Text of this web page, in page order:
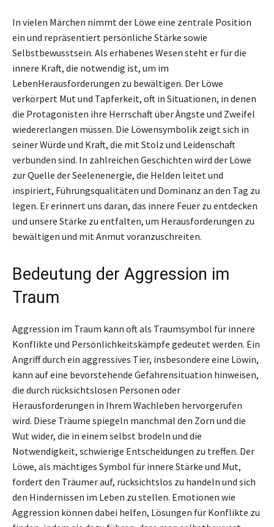
In vielen Märchen nimmt der Löwe eine zentrale Position
ein und repräsentiert persönliche Stärke sowie
Selbstbewusstsein. Als erhabenes Wesen steht er für die
innere Kraft, die notwendig ist, um im
LebenHerausforderungen zu bewältigen. Der Löwe
verkörpert Mut und Tapferkeit, oft in Situationen, in denen
die Protagonisten ihre Herrschaft über Ängste und Zweifel
wiedererlangen müssen. Die Löwensymbolik zeigt sich in
seiner Würde und Kraft, die mit Stolz und Leidenschaft
verbunden sind. In zahlreichen Geschichten wird der Löwe
zur Quelle der Seelenenergie, die Helden leitet und
inspiriert, Führungsqualitäten und Dominanz an den Tag zu
legen. Er erinnert uns daran, das innere Feuer zu entdecken
und unsere Stärke zu entfalten, um Herausforderungen zu
bewältigen und mit Anmut voranzuschreiten.
Bedeutung der Aggression im
Traum
Aggression im Traum kann oft als Traumsymbol für innere
Konflikte und Persönlichkeitskämpfe gedeutet werden. Ein
Angriff durch ein aggressives Tier, insbesondere eine Löwin,
kann auf eine bevorstehende Gefahrensituation hinweisen,
die durch rücksichtslosen Personen oder
Herausforderungen in Ihrem Wachleben hervorgerufen
wird. Diese Träume spiegeln manchmal den Zorn und die
Wut wider, die in einem selbst brodeln und die
Notwendigkeit, schwierige Entscheidungen zu treffen. Der
Löwe, als mächtiges Symbol für innere Stärke und Mut,
fordert den Träumer auf, rücksichtslos zu handeln und sich
den Hindernissen im Leben zu stellen. Emotionen wie
Aggression können dabei helfen, Lösungen für Konflikte zu